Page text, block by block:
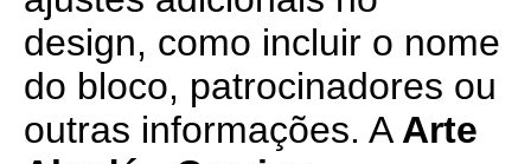
design, como incluir o nome
do bloco, patrocinadores ou
outras informações. A Arte